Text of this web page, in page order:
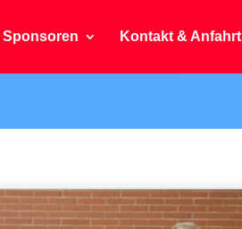
Sponsoren Kontakt & Anfahrt